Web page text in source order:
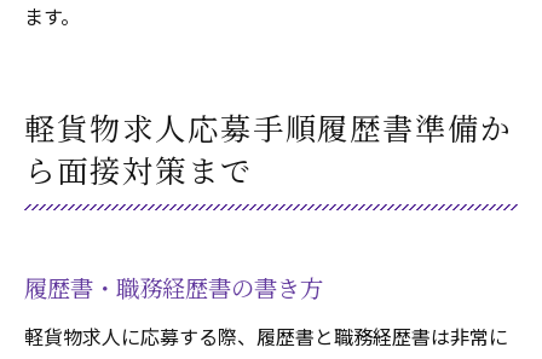
ます。
軽貨物求人応募手順履歴書準備か
ら面接対策まで
履歴書・職務経歴書の書き方
軽貨物求人に応募する際、履歴書と職務経歴書は非常に